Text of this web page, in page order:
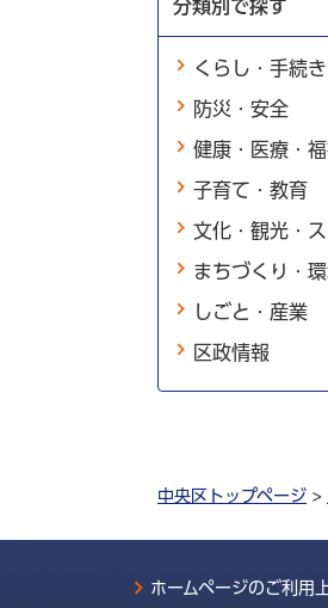
分類別で探す
くらし・手続き
防災・安全
健康・医療・
子育て・教育
文化・観光・
まちづくり・
しごと・産業
区政情報
中央区トップページ >
ホームページのご利用